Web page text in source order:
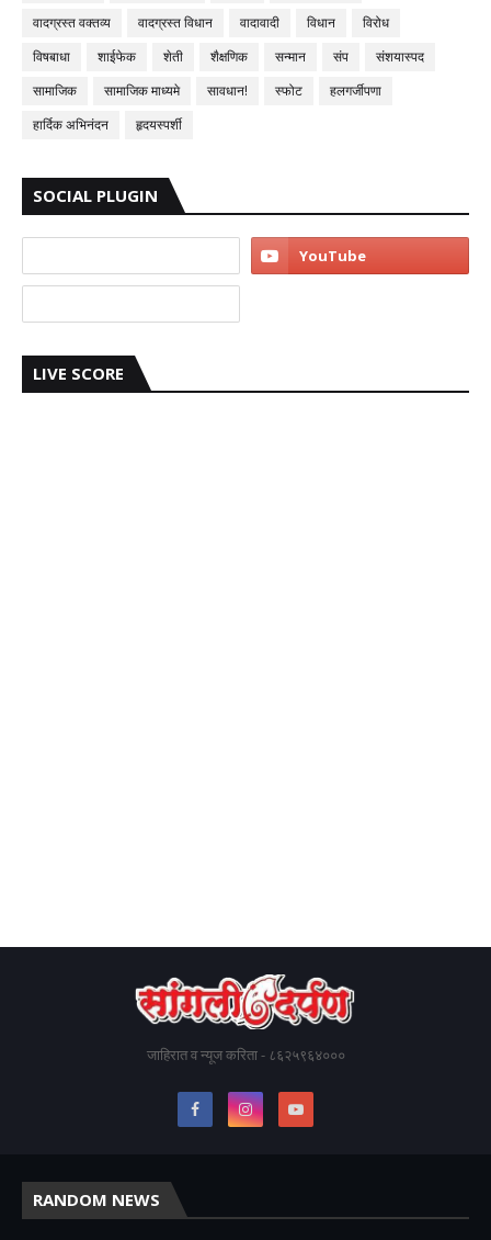
वादग्रस्त वक्तव्य
वादग्रस्त विधान वादावादी विधान
विरोध
विषबाधा
शाईफेक शेती शैक्षणिक सन्मान संप
संशयास्पद
सामाजिक
सामाजिक माध्यमे सावधान! स्फोट
हलगर्जीपणा
हार्दिक अभिनंदन
हृदयस्पर्शी
SOCIAL PLUGIN
LIVE SCORE
जाहिरात व न्यूज करिता - ८६२५९६४०००
RANDOM NEWS